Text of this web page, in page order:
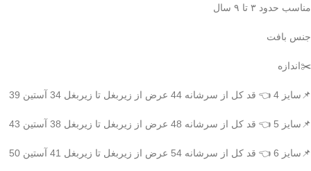
مناسب حدود ۳ تا ۹ سال
جنس بافت
✂️اندازه
📌سایز 4 👈 قد کل از سرشانه 44 عرض از زیربغل تا زیربغل 34 آستین 39
📌سایز 5 👈 قد کل از سرشانه 48 عرض از زیربغل تا زیربغل 38 آستین 43
📌سایز 6 👈 قد کل از سرشانه 54 عرض از زیربغل تا زیربغل 41 آستین 50